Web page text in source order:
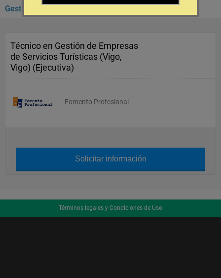
Gestión de Empresas Turísticas
Técnico en Gestión de Empresas
de Servicios Turísticas (Vigo,
Vigo) (Ejecutiva)
Fomento Profesional
Solicitar información
Términos legales y Condiciones de Uso